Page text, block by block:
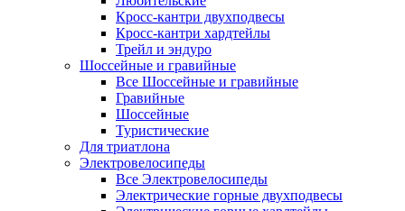
Кросс-кантри двухподвесы
Кросс-кантри хардтейлы
Трейл и эндуро
Шоссейные и гравийные
Все Шоссейные и гравийные
Гравийные
Шоссейные
Туристические
Для триатлона
Электровелосипеды
Все Электровелосипеды
Электрические горные двухподвесы